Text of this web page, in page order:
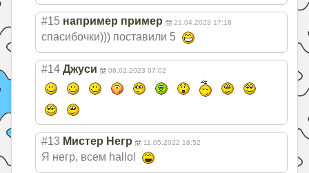
#15 например пример 21.04.2023 17:18
спасибочки))) поставили 5
#14 Джуси 06.02.2023 07:02
#13 Мистер Негр 11.05.2022 18:52
Я негр, всем hallo!